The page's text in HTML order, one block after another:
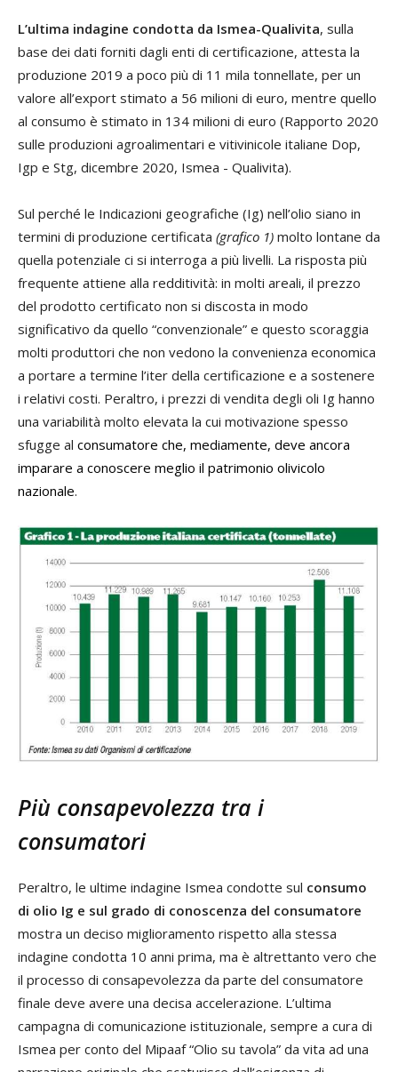
L’ultima indagine condotta da Ismea-Qualivita, sulla
base dei dati forniti dagli enti di certificazione, attesta la
produzione 2019 a poco più di 11 mila tonnellate, per un
valore all’export stimato a 56 milioni di euro, mentre quello
al consumo è stimato in 134 milioni di euro (Rapporto 2020
sulle produzioni agroalimentari e vitivinicole italiane Dop,
Igp e Stg, dicembre 2020, Ismea - Qualivita).
Sul perché le Indicazioni geografiche (Ig) nell’olio siano in
termini di produzione certificata (grafico 1) molto lontane da
quella potenziale ci si interroga a più livelli. La risposta più
frequente attiene alla redditività: in molti areali, il prezzo
del prodotto certificato non si discosta in modo
significativo da quello “convenzionale” e questo scoraggia
molti produttori che non vedono la convenienza economica
a portare a termine l’iter della certificazione e a sostenere
i relativi costi. Peraltro, i prezzi di vendita degli oli Ig hanno
una variabilità molto elevata la cui motivazione spesso
sfugge al consumatore che, mediamente, deve ancora
imparare a conoscere meglio il patrimonio olivicolo
nazionale.
Più consapevolezza tra i
consumatori
Peraltro, le ultime indagine Ismea condotte sul consumo
di olio Ig e sul grado di conoscenza del consumatore
mostra un deciso miglioramento rispetto alla stessa
indagine condotta 10 anni prima, ma è altrettanto vero che
il processo di consapevolezza da parte del consumatore
finale deve avere una decisa accelerazione. L’ultima
campagna di comunicazione istituzionale, sempre a cura di
Ismea per conto del Mipaaf “Olio su tavola” da vita ad una